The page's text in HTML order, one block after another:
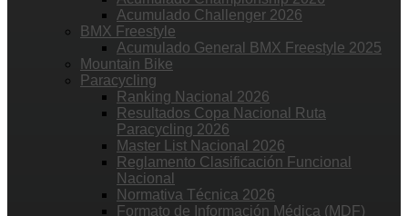
Acumulado Challenger 2026
BMX Freestyle
Acumulado General BMX Freestyle 2025
Mountain Bike
Paracycling
Ranking Nacional 2026
Resultados Copa Nacional Ruta
Paracycling 2026
Master List Nacional 2026
Reglamento Clasificación Funcional
Nacional
Normativa Técnica 2026
Formato de Información Médica (MDF)